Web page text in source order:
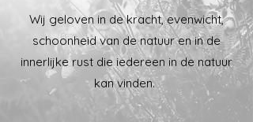
Wij geloven in de kracht, evenwicht,
schoonheid van de natuur en in de
innerlijke rust die iedereen in de natuur
kan vinden.